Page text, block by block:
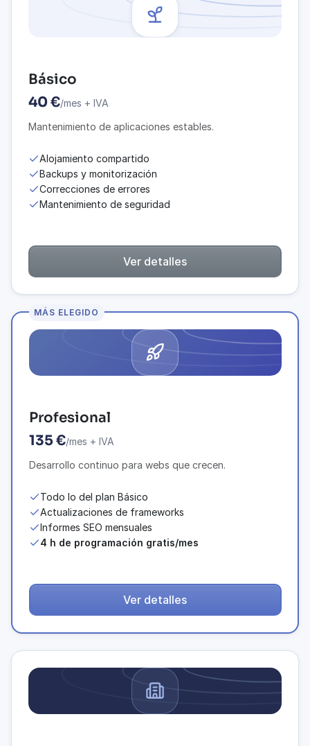
Básico
40 €/mes + IVA
Mantenimiento de aplicaciones estables.
Alojamiento compartido
Backups y monitorización
Correcciones de errores
Mantenimiento de seguridad
Ver detalles
MÁS ELEGIDO
Profesional
135 €/mes + IVA
Desarrollo continuo para webs que crecen.
Todo lo del plan Básico
Actualizaciones de frameworks
Informes SEO mensuales
4 h de programación gratis/mes
Ver detalles